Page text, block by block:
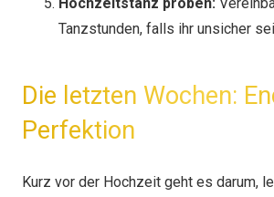
Tanzstunden, falls ihr unsicher
Die letzten Wochen:
Perfektion
Kurz vor der Hochzeit geht es darum,